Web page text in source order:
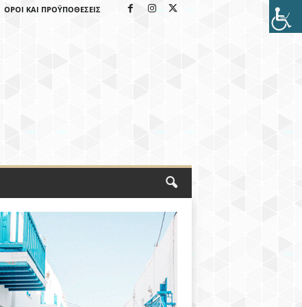
ΌΡΟΙ ΚΑΙ ΠΡΟΫΠΟΘΈΣΕΙΣ